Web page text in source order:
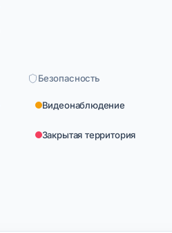
Безопасность
Видеонаблюдение
Закрытая территория